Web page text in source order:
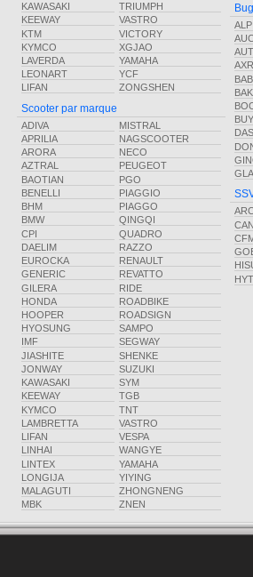
KAWASAKI
KEEWAY
KTM
KYMCO
LAVERDA
LEONART
LIFAN
TRIUMPH
VASTRO
VICTORY
XGJAO
YAMAHA
YCF
ZONGSHEN
Scooter par marque
ADIVA
APRILIA
ARORA
AZTRAL
BAOTIAN
BENELLI
BHM
BMW
CPI
DAELIM
EUROCKA
GENERIC
GILERA
HONDA
HOOPER
HYOSUNG
IMF
JIASHITE
JONWAY
KAWASAKI
KEEWAY
KYMCO
LAMBRETTA
LIFAN
LINHAI
LINTEX
LONGIJA
MALAGUTI
MBK
MISTRAL
NAGSCOOTER
NECO
PEUGEOT
PGO
PIAGGIO
PIAGGO
QINGQI
QUADRO
RAZZO
RENAULT
REVATTO
RIDE
ROADBIKE
ROADSIGN
SAMPO
SEGWAY
SHENKE
SUZUKI
SYM
TGB
TNT
VASTRO
VESPA
WANGYE
YAMAHA
YIYING
ZHONGNENG
ZNEN
AXR